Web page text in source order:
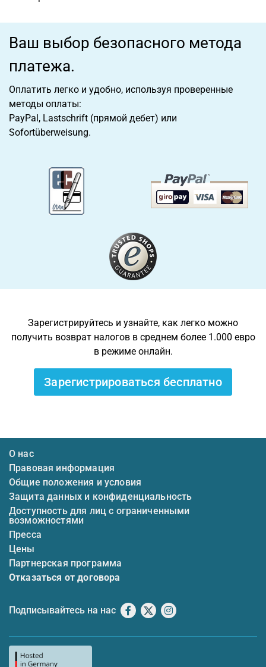
Ваш выбор безопасного метода
платежа.
Оплатить легко и удобно, используя проверенные
методы оплаты:
PayPal, Lastschrift (прямой дебет) или
Sofortüberweisung.
Зарегистрируйтесь и узнайте, как легко можно
получить возврат налогов в среднем более 1.000 евро
в режиме онлайн.
Зарегистрироваться бесплатно
О нас
Правовая информация
Общие положения и условия
Защита данных и конфиденциальность
Доступность для лиц с ограниченными
возможностями
Пресса
Цены
Партнерская программа
Отказаться от договора
Подписывайтесь на нас Facebook
X Instagram